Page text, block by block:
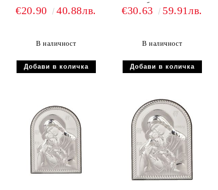
€20.90 40.88лв.
В наличност
със сребърно покритие
€30.63 59.91лв.
В наличност